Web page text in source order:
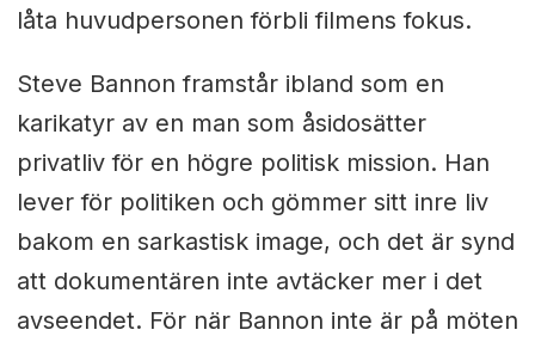
låta huvudpersonen förbli filmens fokus.
Steve Bannon framstår ibland som en
karikatyr av en man som åsidosätter
privatliv för en högre politisk mission. Han
lever för politiken och gömmer sitt inre liv
bakom en sarkastisk image, och det är synd
att dokumentären inte avtäcker mer i det
avseendet. För när Bannon inte är på möten